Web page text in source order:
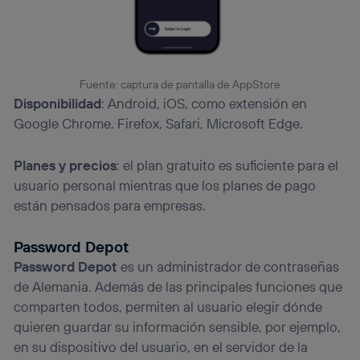
Fuente: captura de pantalla de AppStore
Disponibilidad: Android, iOS, como extensión en
Google Chrome, Firefox, Safari, Microsoft Edge.
Planes y precios: el plan gratuito es suficiente para el
usuario personal mientras que los planes de pago
están pensados para empresas.
Password Depot
Password Depotes un administrador de contraseñas
de Alemania. Además de las principales funciones que
comparten todos, permiten al usuario elegir dónde
quieren guardar su información sensible, por ejemplo,
en su dispositivo del usuario, en el servidor de la